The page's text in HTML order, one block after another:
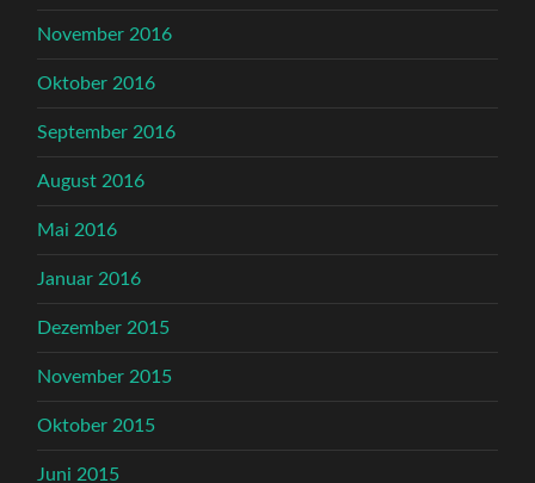
November 2016
Oktober 2016
September 2016
August 2016
Mai 2016
Januar 2016
Dezember 2015
November 2015
Oktober 2015
Juni 2015